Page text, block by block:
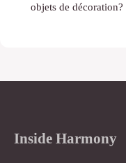
objets de décoration?
Inside Harmony